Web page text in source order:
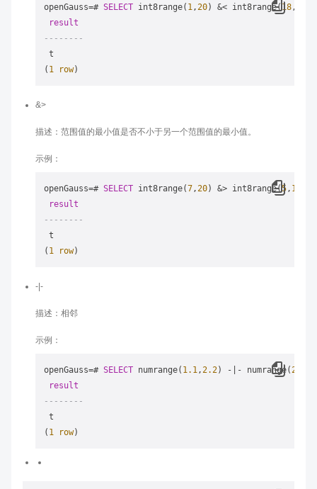
openGauss=# SELECT int8range( 1,20) &< int8range( 18,
result
--------
t
( 1 row
&>
描述：范围值的最小值是否不小于另一个范围值的最小值。
示例：
openGauss=# SELECT int8range(7,20) &> int8range( 5, 10
result
--------
t
( 1 row
-|-
描述：相邻
示例：
openGauss=# SELECT numrange( 1.1,2.2) - - numrange(2.2
result
--------
t
( 1 row